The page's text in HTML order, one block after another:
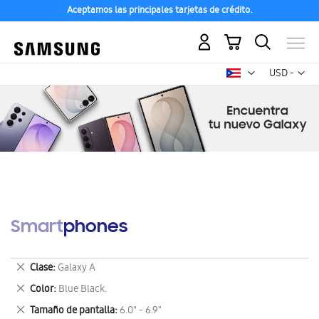
Aceptamos las principales tarjetas de crédito.
USD -
dólar
Mi carrito
Smartphones
Clase Galaxy A
Eliminar
este
artículo
Color Blue Black.
Eliminar
este
Tamaño de pantalla 6.0" - 6.9"
Eliminar